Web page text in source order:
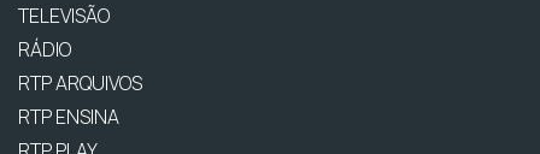
TELEVISÃO
RÁDIO
RTP ARQUIVOS
RTP ENSINA